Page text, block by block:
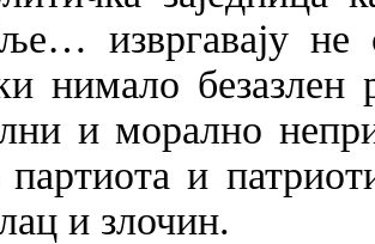
извргавају не
нимало безазлен
и морално
и
и злочин.